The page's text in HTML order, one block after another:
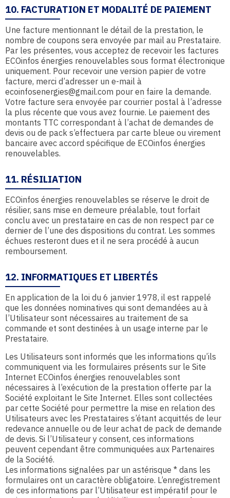
10. FACTURATION ET MODALITÉ DE PAIEMENT
Une facture mentionnant le détail de la prestation, le
nombre de coupons sera envoyée par mail au Prestataire.
Par les présentes, vous acceptez de recevoir les factures
ECOinfos énergies renouvelables sous format électronique
uniquement. Pour recevoir une version papier de votre
facture, merci d’adresser un e-mail à
ecoinfosenergies@gmail.com pour en faire la demande.
Votre facture sera envoyée par courrier postal à l’adresse
la plus récente que vous avez fournie. Le paiement des
montants TTC correspondant à l’achat de demandes de
devis ou de pack s’effectuera par carte bleue ou virement
bancaire avec accord spécifique de ECOinfos énergies
renouvelables.
11. RÉSILIATION
ECOinfos énergies renouvelables se réserve le droit de
résilier, sans mise en demeure préalable, tout forfait
conclu avec un prestataire en cas de non respect par ce
dernier de l’une des dispositions du contrat. Les sommes
échues resteront dues et il ne sera procédé à aucun
remboursement.
12. INFORMATIQUES ET LIBERTÉS
En application de la loi du 6 janvier 1978, il est rappelé
que les données nominatives qui sont demandées au à
l’Utilisateur sont nécessaires au traitement de sa
commande et sont destinées à un usage interne par le
Prestataire.
Les Utilisateurs sont informés que les informations qu’ils
communiquent via les formulaires présents sur le Site
Internet ECOinfos énergies renouvelables sont
nécessaires à l’exécution de la prestation offerte par la
Société exploitant le Site Internet. Elles sont collectées
par cette Société pour permettre la mise en relation des
Utilisateurs avec les Prestataires s’étant acquittés de leur
redevance annuelle ou de leur achat de pack de demande
de devis. Si l’Utilisateur y consent, ces informations
peuvent cependant être communiquées aux Partenaires
de la Société.
Les informations signalées par un astérisque * dans les
formulaires ont un caractère obligatoire. L’enregistrement
de ces informations par l’Utilisateur est impératif pour le